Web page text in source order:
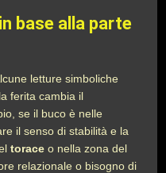
base alla parte
letture simboliche
ferita cambia il
se il buco è nelle
il senso di stabilità e la
torace o nella zona del
relazionale o bisogno di